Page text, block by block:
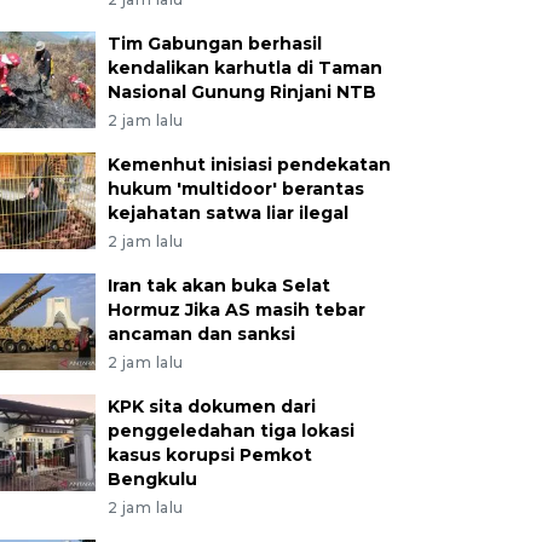
Tim Gabungan berhasil
kendalikan karhutla di Taman
Nasional Gunung Rinjani NTB
2 jam lalu
Kemenhut inisiasi pendekatan
hukum 'multidoor' berantas
kejahatan satwa liar ilegal
2 jam lalu
Iran tak akan buka Selat
Hormuz Jika AS masih tebar
ancaman dan sanksi
2 jam lalu
KPK sita dokumen dari
penggeledahan tiga lokasi
kasus korupsi Pemkot
Bengkulu
2 jam lalu